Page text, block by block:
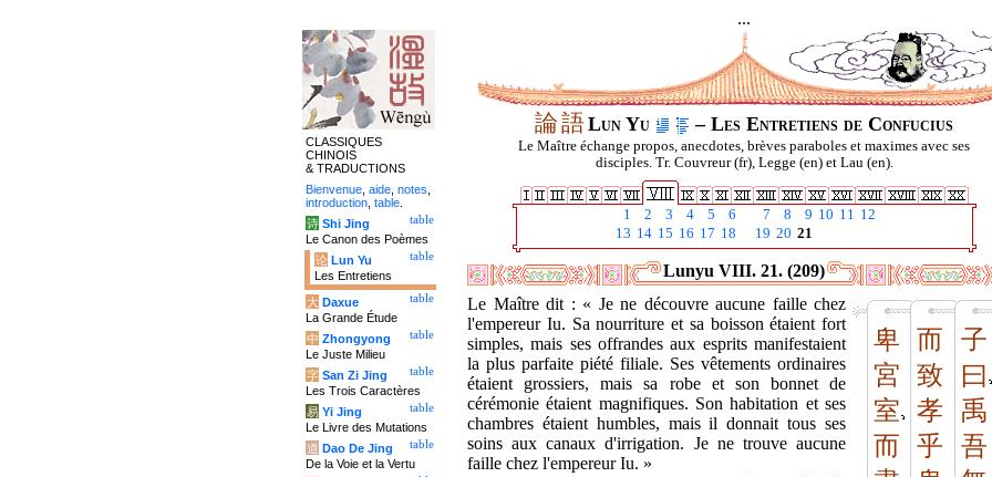
...
論語Lun Yu – Les Entretiens de Confucius
Le Maître échange propos, anecdotes, brèves paraboles et maximes avec ses
disciples. Tr. Couvreur (fr), Legge (en) et Lau (en).
1 2 3 4 5 6 7 8 9 10 11 12
13 14 15 16 17 18 19 20 21
Lunyu VIII. 21. (209)
卑
宮
室
而
而
致
孝
乎
子
曰
禹
吾
Le Maître dit : « Je ne découvre aucune faille chez
l'empereur Iu. Sa nourriture et sa boisson étaient fort
simples, mais ses offrandes aux esprits manifestaient
la plus parfaite piété filiale. Ses vêtements ordinaires
étaient grossiers, mais sa robe et son bonnet de
cérémonie étaient magnifiques. Son habitation et ses
chambres étaient humbles, mais il donnait tous ses
soins aux canaux d'irrigation. Je ne trouve aucune
faille chez l'empereur Iu. »
CLASSIQUES
CHINOIS
& TRADUCTIONS
Bienvenue aide notes
introduction table
table
诗 Shi Jing
Le Canon des Poèmes
table
论 Lun Yu
Les Entretiens
table
大 Daxue
La Grande Étude
table
中 Zhongyong
Le Juste Milieu
table
字 San Zi Jing
Les Trois Caractères
table
易 Yi Jing
Le Livre des Mutations
table
道 Dao De Jing
De la Voie et la Vertu